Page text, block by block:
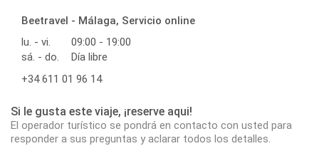
Beetravel - Málaga, Servicio online
lu. - vi.
09:00 - 19:00
sá. - do.
Día libre
+34 611 01 96 14
Si le gusta este viaje, ¡reserve aqui!
El operador turístico se pondrá en contacto con usted para
responder a sus preguntas y aclarar todos los detalles.